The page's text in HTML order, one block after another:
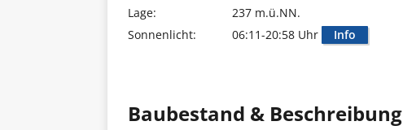
Lage:
237 m.ü.NN.
Sonnenlicht:
06:11-20:58 Uhr Info
Baubestand & Beschreibung